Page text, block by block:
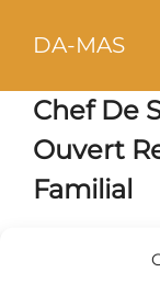
DA-MAS
Chef De
Ouvert
Familial